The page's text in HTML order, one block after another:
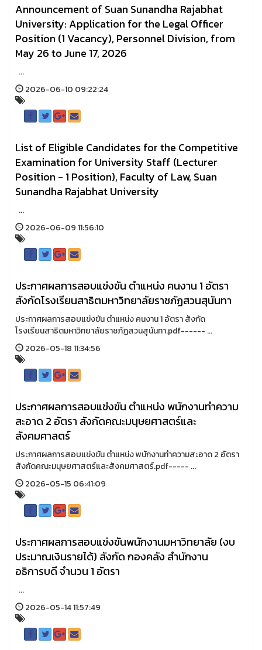
Announcement of Suan Sunandha Rajabhat
University: Application for the Legal Officer
Position (1 Vacancy), Personnel Division, from
May 26 to June 17, 2026
...
2026-06-10 09:22:24
List of Eligible Candidates for the Competitive
Examination for University Staff (Lecturer
Position - 1 Position), Faculty of Law, Suan
Sunandha Rajabhat University
...
2026-06-09 11:56:10
ประกาศผลการสอบแข่งขัน ตำแหน่ง คนงาน 1 อัตรา
สังกัดโรงเรียนสาธิตมหาวิทยาลัยราชภัฏสวนสุนันทา
ประกาศผลการสอบแข่งขัน ตำแหน่ง คนงาน 1 อัตรา สังกัด
โรงเรียนสาธิตมหาวิทยาลัยราชภัฏสวนสุนันทา.pdf------ ...
2026-05-18 11:34:56
ประกาศผลการสอบแข่งขัน ตำแหน่ง พนักงานทำความ
สะอาด 2 อัตรา สังกัดคณะมนุษยศาสตร์และ
สังคมศาสตร์
ประกาศผลการสอบแข่งขัน ตำแหน่ง พนักงานทำความสะอาด 2 อัตรา
สังกัดคณะมนุษยศาสตร์และสังคมศาสตร์.pdf----- ...
2026-05-15 06:41:09
ประกาศผลการสอบแข่งขันพนักงานมหาวิทยาลัย (งบ
ประมาณเงินรายได้) สังกัด กองคลัง สำนักงาน
อธิการบดี จำนวน 1 อัตรา
...
2026-05-14 11:57:49